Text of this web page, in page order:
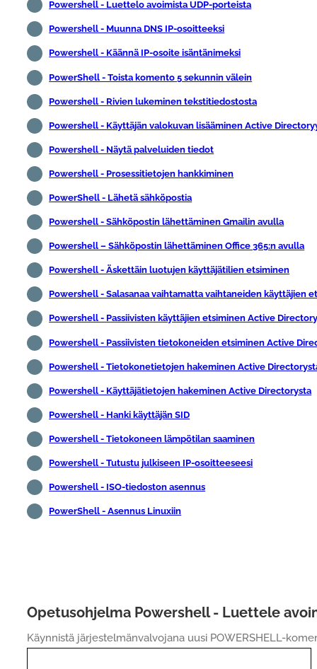
Powershell - Luettelo avoimista UDP-porteista
Powershell - Muunna DNS IP-osoitteeksi
Powershell - Käännä IP-osoite isäntänimeksi
PowerShell - Toista komento 5 sekunnin välein
Powershell - Rivien lukeminen tekstitiedostosta
Powershell - Käyttäjän valokuvan lisääminen Active
Powershell - Näytä palveluiden tiedot
Powershell - Prosessitietojen hankkiminen
PowerShell - Lähetä sähköpostia
Powershell - Sähköpostin lähettäminen Gmailin avulla
Powershell – Sähköpostin lähettäminen Office 365:n avulla
Powershell - Äskettäin luotujen käyttäjätilien etsiminen
Powershell - Salasanaa vaihtamatta vaihtaneiden käyttäjien
Powershell - Passiivisten käyttäjien etsiminen Active
Powershell - Passiivisten tietokoneiden etsiminen Active
Powershell - Tietokonetietojen hakeminen Active
Powershell - Käyttäjätietojen hakeminen Active Directorysta
Powershell - Hanki käyttäjän SID
Powershell - Tietokoneen lämpötilan saaminen
Powershell - Tutustu julkiseen IP-osoitteeseesi
Powershell - ISO-tiedoston asennus
PowerShell - Asennus Linuxiin
Opetusohjelma Powershell - Luettele
Käynnistä järjestelmänvalvojana uusi POWERSHELL-